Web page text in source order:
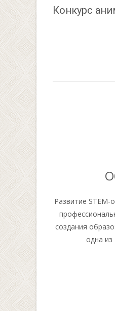
Конкурс
Развитие
создания
одна из